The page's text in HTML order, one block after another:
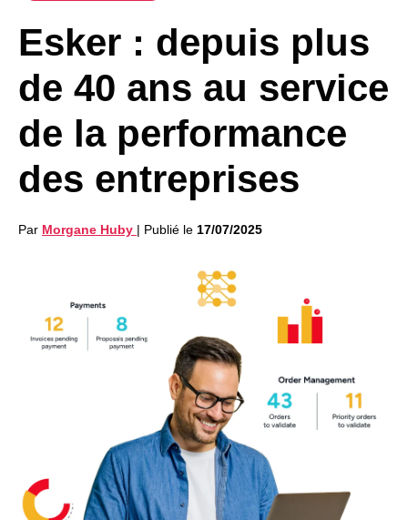
Esker : depuis plus
de 40 ans au service
de la performance
des entreprises
Par Morgane Huby | Publié le 17/07/2025